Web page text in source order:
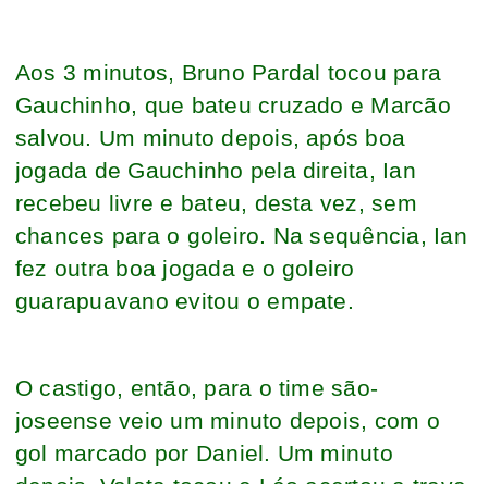
Aos 3 minutos, Bruno Pardal tocou para
Gauchinho, que bateu cruzado e Marcão
salvou. Um minuto depois, após boa
jogada de Gauchinho pela direita, Ian
recebeu livre e bateu, desta vez, sem
chances para o goleiro. Na sequência, Ian
fez outra boa jogada e o goleiro
guarapuavano evitou o empate.
O castigo, então, para o time são-
joseense veio um minuto depois, com o
gol marcado por Daniel. Um minuto